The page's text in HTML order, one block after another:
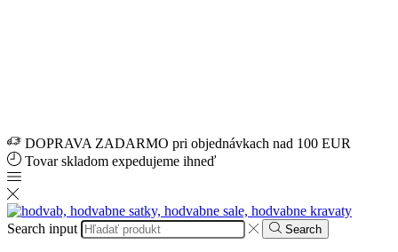
DOPRAVA ZADARMO pri objednávkach nad 100 EUR
Tovar skladom expedujeme ihneď
Search input Search